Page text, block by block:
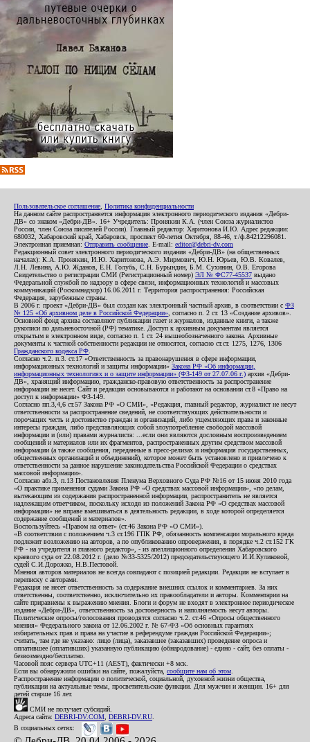
Пользовательское соглашение Политика конфиденциальности
На данном сайте распространяется информация электронного периодического издания «Дебри-
ДВ» со знаком «Дебри-ДВ». 16+ Учредитель: Пронякин К.А. (член Союза журналистов
России, член Союза писателей России). Главный редактор: Харитонова И.Ю. Адрес редакции:
680032, Хабаровский край, Хабаровск, проспект 60-летия Октября, 88-46, т./ф.84212296081.
Электронная приемная: Отправить сообщение . E-mail: editor@debri-dv.com
Редакционный совет электронного периодического издания «Дебри-ДВ» (на общественных
началах): К.А. Пронякин, И.Ю. Харитонова, А.Э. Мирмович, Ю.Н. Юрьев, Ю.В. Ковалев,
Л.Н. Левина, А.Ю. Жданов, Е.Н. Голубь, С.Н. Бурындин, Б.М. Сухинин, О.В. Егорова
Свидетельство о регистрации СМИ (Регистрационный номер) ЭЛ № ФС77-45537 выдано
Федеральной службой по надзору в сфере связи, информационных технологий и массовых
коммуникаций (Роскомнадзор) 16.06.2011 г. Территория распространения: Российская
Федерация, зарубежные страны.
В 2006 г. проект «Дебри-ДВ» был создан как электронный частный архив, в соответствии с ФЗ
№ 125 «Об архивном деле в Российской Федерации» , согласно п. 2 ст. 13 «Создание архивов».
Основной фонд архива составляют публикации газет и журналов, изданные книги, а также
рукописи по дальневосточной (РФ) тематике. Доступ к архивным документам является
открытым в электронном виде, согласно п. 1 ст. 24 вышеобозначенного закона. Архивные
документы к частной собственности редакции не относятся, согласно ст.ст. 1275, 1276, 1306
Гражданского кодекса РФ
Согласно ч.2. п.3. ст.17 «Ответственность за правонарушения в сфере информации,
информационных технологий и защиты информации» Закона РФ «Об информации,
информационных технологиях и о защите информации» (ФЗ-149 от 27.07.06 г.) архив «Дебри-
ДВ», хранящий информацию, гражданско-правовую ответственность за распространение
информации не несет. Сайт и редакция основываются и работают на основании ст.8 «Право на
доступ к информации» ФЗ-149.
Согласно пп.3,4,6 ст.57 Закона РФ «О СМИ», «Редакция, главный редактор, журналист не несут
ответственности за распространение сведений, не соответствующих действительности и
порочащих честь и достоинство граждан и организаций, либо ущемляющих права и законные
интересы граждан, либо представляющих собой злоупотребление свободой массовой
информации и (или) правами журналиста: ...если они являются дословным воспроизведением
сообщений и материалов или их фрагментов, распространенных другим средством массовой
информации (а также сообщения, переданные в пресс-релизах и информация государственных,
общественных организаций и объединений), которое может быть установлено и привлечено к
ответственности за данное нарушение законодательства Российской Федерации о средствах
массовой информации».
Согласно абз.3, п.13 Постановления Пленума Верховного Суда РФ №16 от 15 июня 2010 года
«О практике применения судами Закона РФ «О средствах массовой информации», «по делам,
вытекающим из содержания распространенной информации, распространитель не является
надлежащим ответчиком, поскольку исходя из положений Закона РФ «О средствах массовой
информации» не вправе вмешиваться в деятельность редакции, в ходе которой определяется
содержание сообщений и материалов».
Воспользуйтесь «Правом на ответ» (ст.46 Закона РФ «О СМИ»).
«В соответствии с положением ч.3 ст.196 ГПК РФ, обязанность компенсации морального вреда
подлежит возложению на авторов, а по опубликованию опровержения, в порядке ч.2 ст.152 ГК
РФ - на учредителя и главного редактор», - из апелляционного определения Хабаровского
краевого суда от 22.08.2012 г. (дело №33-5325/2012) председательствующего И.И.Куликовой,
судей С.И.Дорожко, Н.В.Пестовой.
Мнения авторов материалов не всегда совпадают с позицией редакции. Редакция не вступает в
переписку с авторами.
Редакция не несет ответственность за содержание внешних ссылок и комментариев. За них
ответственны, соответственно, исключительно их правообладатели и авторы. Комментарии на
сайте приравнены к выражению мнения. Блоги и форум не входят в электронное периодическое
издание «Дебри-ДВ», ответственность за достоверность и наполняемость несут авторы.
Политические опросы/голосования проводятся согласно ч.2. ст.46 «Опросы общественного
мнения» Федерального закона от 12.06.2002 г. № 67-ФЗ «Об основных гарантиях
избирательных прав и права на участие в референдуме граждан Российской Федерации»;
считать, там где не указано: лицо (лица), заказавшее (заказавших) проведение опроса и
оплатившее (оплативших) указанную публикацию (обнародование) - едино - сайт, без оплаты -
безвозмездно/бесплатно.
Часовой пояс сервера UTC+11 (AEST), фактически +8 мск.
Если вы обнаружили ошибки на сайте, пожалуйста, сообщите нам об этом
Распространение информации о политической, социальной, духовной жизни общества,
публикации на актуальные темы, просветительские функции. Для мужчин и женщин. 16+ для
детей старше 16 лет.
СМИ не получает субсидий.
Адреса сайта: DEBRI-DV.COM DEBRI-DV.RU
В социальных сетях: